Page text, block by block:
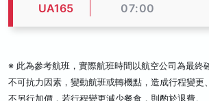
UA165 07:00
※ 此為參考航班，實際航班時間以航空公司為最終
不可抗力因素，變動航班或轉機點，造成行程變更
不另行加價，若行程變更減少餐食，則酌於退費。